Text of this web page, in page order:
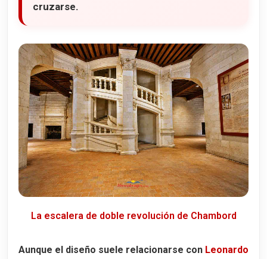
cruzarse.
La escalera de doble revolución de Chambord
Aunque el diseño suele relacionarse con Leonardo